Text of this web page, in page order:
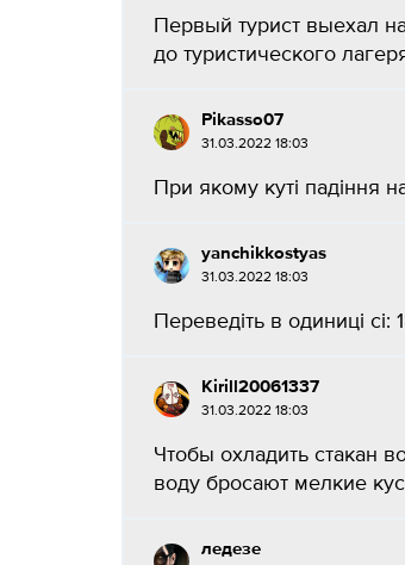
Первый турист выехал
до туристического
Pikasso07
31.03.2022 18:03
При якому куті падіння
yanchikkostyas
31.03.2022 18:03
Переведіть в одиниці сі:
Kirill20061337
31.03.2022 18:03
Чтобы охладить стакан
воду бросают мелкие
ледезе